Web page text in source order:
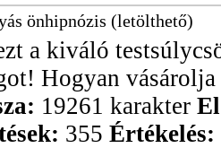
önhipnózis (letölthető)
a kiváló
Hogyan
19261 karakter
355 Értékelés: